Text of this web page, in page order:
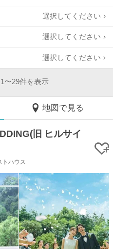
選択してください
選択してください
選択してください
29件を表示
地図で見る
旧 ヒルサイ
トハウス